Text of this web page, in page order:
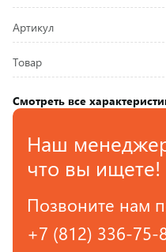
Артикул
Товар
Смотреть все
Наш
что вы ищете!
Позвоните нам
+7 (812) 336-75-